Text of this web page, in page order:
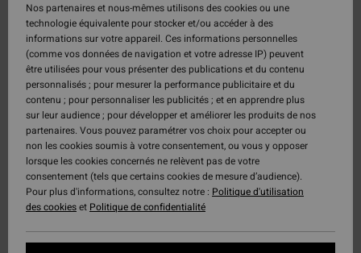
Nos partenaires et nous-mêmes utilisons des cookies ou une
technologie équivalente pour stocker et/ou accéder à des
informations sur votre appareil. Ces informations personnelles
(comme vos données de navigation et votre adresse IP) peuvent
être utilisées pour vous présenter des publications et du contenu
personnalisés ; pour mesurer la performance publicitaire et du
contenu ; pour personnaliser les publicités ; et en apprendre plus
sur leur audience ; pour développer et améliorer les produits de nos
partenaires. Vous pouvez paramétrer vos choix pour accepter ou
non les cookies soumis à votre consentement, ou vous y opposer
lorsque les cookies concernés ne relèvent pas de votre
consentement (tels que certains cookies de mesure d’audience).
Pour plus d'informations, consultez notre : Politique d'utilisation
des cookieset Politique de confidentialité